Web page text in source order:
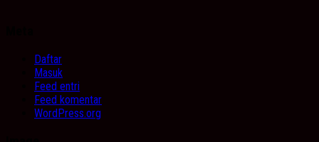
Daftar
Masuk
Feed entri
Feed komentar
WordPress.org